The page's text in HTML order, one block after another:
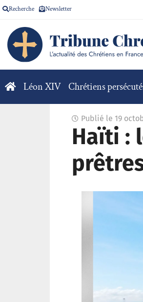
Recherche Newsletter
Léon XIV Chrétiens
Publié le 19
Haïti :